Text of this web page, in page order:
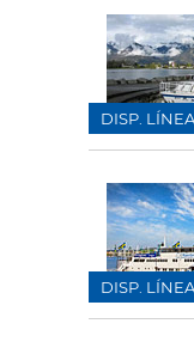
DISP. LÍNEA
DISP. LÍNEA